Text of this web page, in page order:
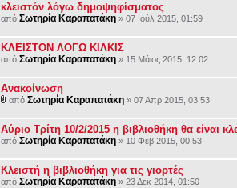
κλειστόν λόγω δημοψηφίσματος
από Σωτηρία Καραπατάκη » 07 Ιούλ 2015, 01:59
ΚΛΕΙΣΤΟΝ ΛΟΓΩ ΚΙΛΚΙΣ
από Σωτηρία Καραπατάκη » 15 Μάιος 2015, 12:02
Ανακοίνωση
από Σωτηρία Καραπατάκη » 07 Απρ 2015, 03:53
Αύριο Τρίτη 10/2/2015 η βιβλιοθήκη θα είναι
από Σωτηρία Καραπατάκη » 10 Φεβ 2015, 00:53
Κλειστή η βιβλιοθήκη για τις γιορτές
από Σωτηρία Καραπατάκη » 23 Δεκ 2014, 01:50